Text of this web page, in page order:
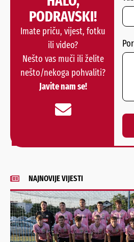
PODRAVSKI!
Imate priču, vijest, fotku
ili video?
Nešto vas muči ili želite
nešto/nekoga pohvaliti?
Javite nam se!
NAJNOVIJE VIJESTI